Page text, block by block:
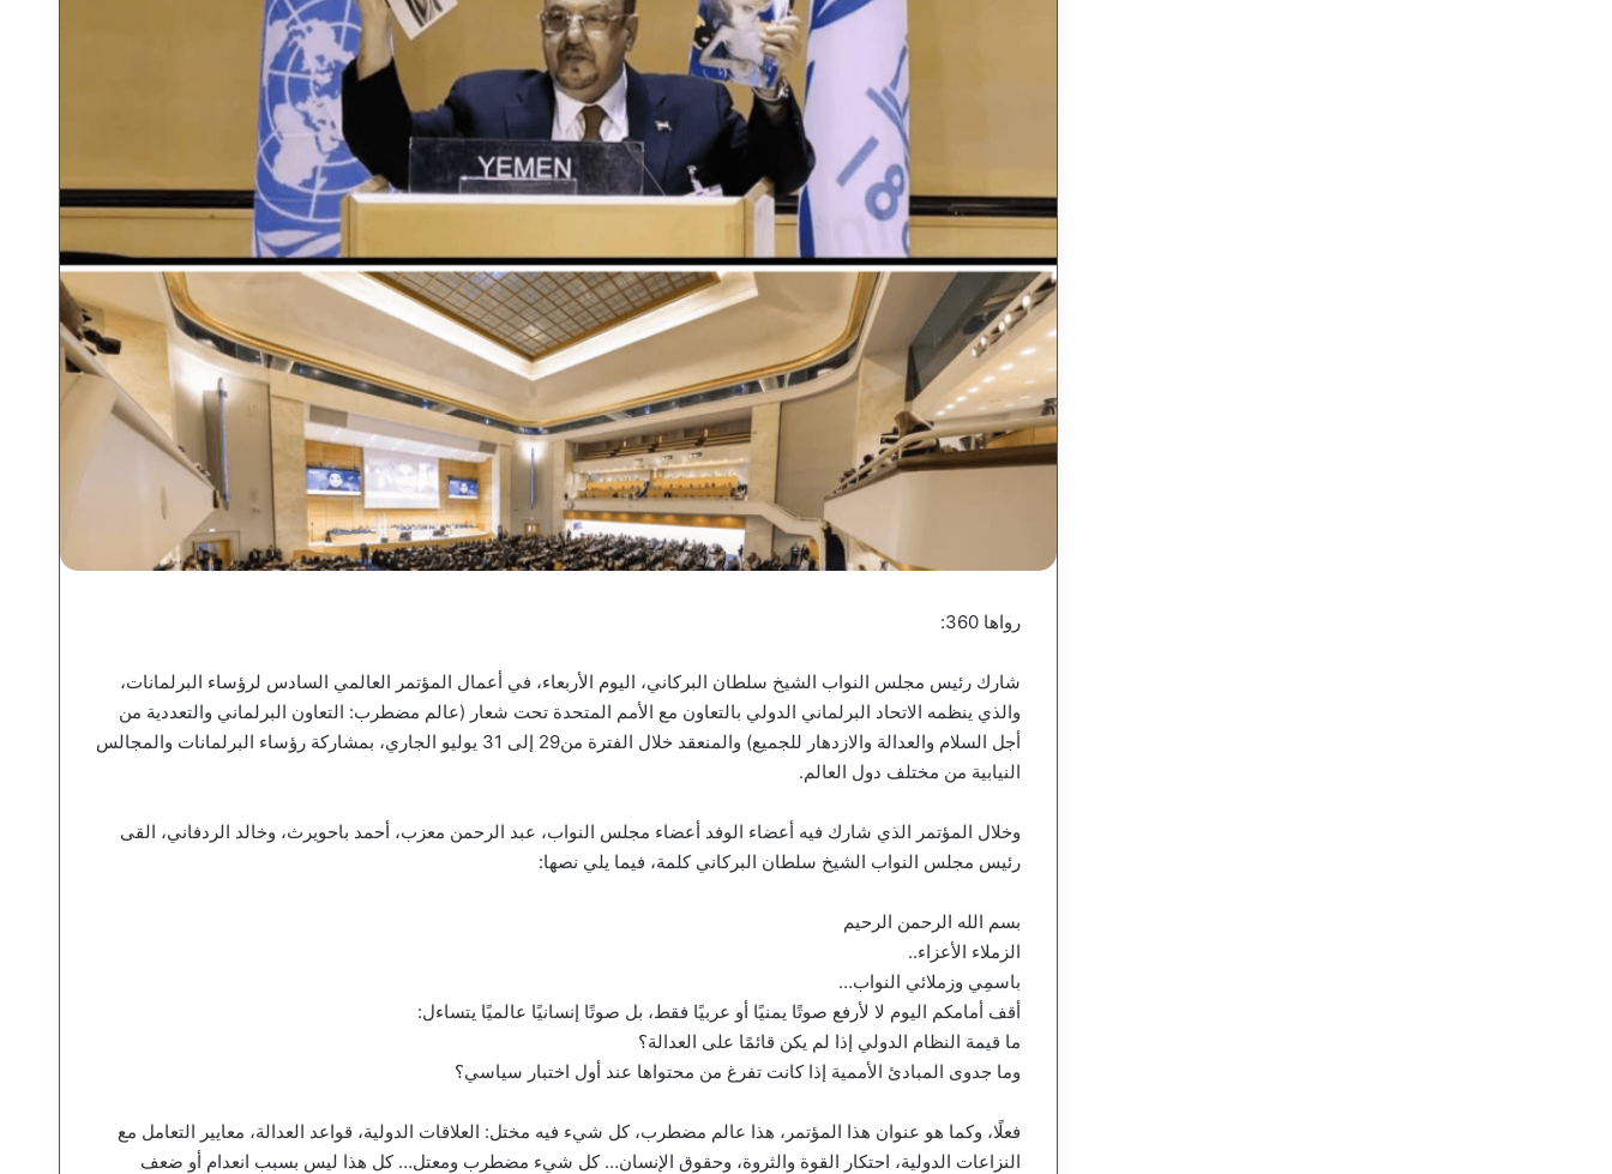
رواها 360:
شارك رئيس مجلس النواب الشيخ سلطان البركاني، اليوم الأربعاء، في أعمال المؤتمر العالمي السادس لرؤساء البرلمانات،
والذي ينظمه الاتحاد البرلماني الدولي بالتعاون مع الأمم المتحدة تحت شعار (عالم مضطرب: التعاون البرلماني والتعددية من
أجل السلام والعدالة والازدهار للجميع) والمنعقد خلال الفترة من29 إلى 31 يوليو الجاري، بمشاركة رؤساء البرلمانات والمجالس
النيابية من مختلف دول العالم.
وخلال المؤتمر الذي شارك فيه أعضاء الوفد أعضاء مجلس النواب، عبد الرحمن معزب، أحمد باحويرث، وخالد الردفاني، القى
رئيس مجلس النواب الشيخ سلطان البركاني كلمة، فيما يلي نصها:
بسم الله الرحمن الرحيم
الزملاء الأعزاء..
باسمِي وزملائي النواب…
أقف أمامكم اليوم لا لأرفع صوتًا يمنيًا أو عربيًا فقط، بل صوتًا إنسانيًا عالميًا يتساءل:
ما قيمة النظام الدولي إذا لم يكن قائمًا على العدالة؟
وما جدوى المبادئ الأممية إذا كانت تفرغ من محتواها عند أول اختبار سياسي؟
فعلًا، وكما هو عنوان هذا المؤتمر، هذا عالم مضطرب، كل شيء فيه مختل: العلاقات الدولية، قواعد العدالة، معايير التعامل مع
النزاعات الدولية، احتكار القوة والثروة، وحقوق الإنسان… كل شيء مضطرب ومعتل… كل هذا ليس بسبب انعدام أو ضعف